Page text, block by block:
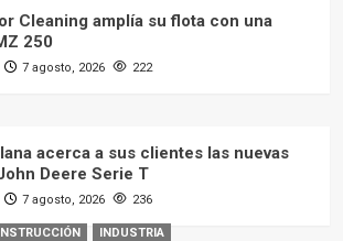
Cleaning amplía su flota con una
250
7 agosto, 2026 222
acerca a sus clientes las nuevas
Deere Serie T
7 agosto, 2026 236
INDUSTRIA